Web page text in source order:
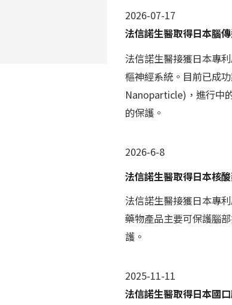
2026-07-17
法信諾生醫取得日本腦
法信諾生醫接獲日本專
樞神經系統。目前已成
Nanoparticle)，進行中
的保護。
2026-6-8
法信諾生醫取得日本核
法信諾生醫接獲日本專
藥物產品主要可保護腦
護。
2025-11-11
法信諾生醫取得日本國